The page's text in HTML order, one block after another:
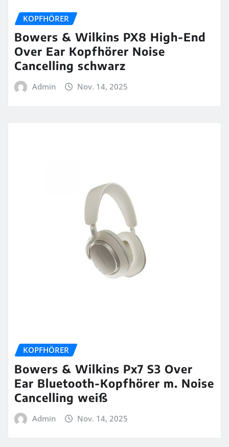
KOPFHÖRER
Bowers & Wilkins PX8 High-End
Over Ear Kopfhörer Noise
Cancelling schwarz
Admin Nov. 14, 2025
KOPFHÖRER
Bowers & Wilkins Px7 S3 Over
Ear Bluetooth-Kopfhörer m. Noise
Cancelling weiß
Admin Nov. 14, 2025